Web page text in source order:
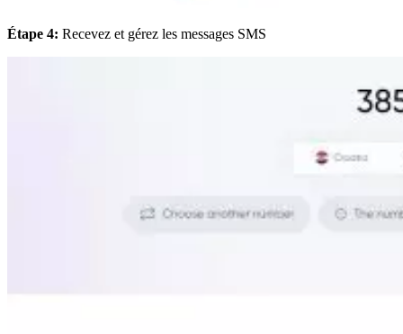
Étape 4: Recevez et gérez les messages SMS